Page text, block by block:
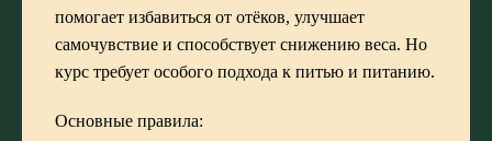
помогает избавиться от отёков, улучшает
самочувствие и способствует снижению веса. Но
курс требует особого подхода к питью и питанию.
Основные правила: